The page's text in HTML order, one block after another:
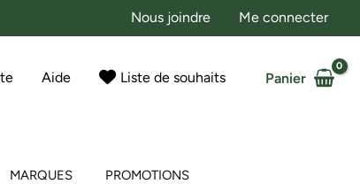
Nous joindre Me connecter
Aide Liste de souhaits Panier
MARQUES PROMOTIONS